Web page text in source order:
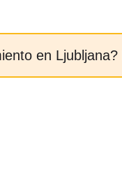
en Ljubljana?